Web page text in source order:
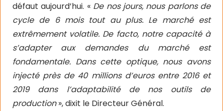
défaut aujourd’hui. « De nos jours, nous parlons de
cycle de 6 mois tout au plus. Le marché est
extrêmement volatile. De facto, notre capacité à
s’adapter aux demandes du marché est
fondamentale. Dans cette optique, nous avons
injecté près de 40 millions d’euros entre 2016 et
2019 dans l’adaptabilité de nos outils de
production», dixit le Directeur Général.